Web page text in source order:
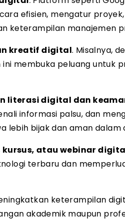
efisien, mengatur
keterampilan manajemen
kreatif digital. Misalnya,
membuka peluang untuk
literasi digital dan
informasi palsu, dan
lebih bijak dan aman dalam
atau webinar
terbaru dan
keterampilan
akademik maupun